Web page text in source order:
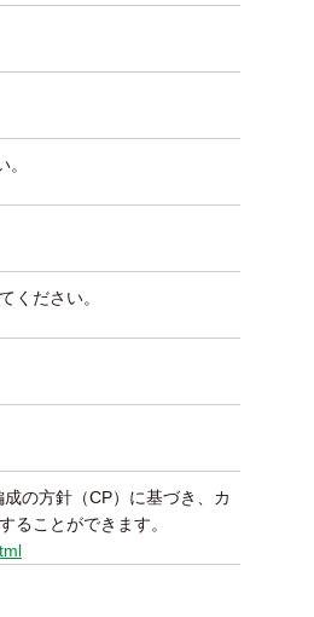
ください。
の方針（CP）に基づき、カ
ることができます。